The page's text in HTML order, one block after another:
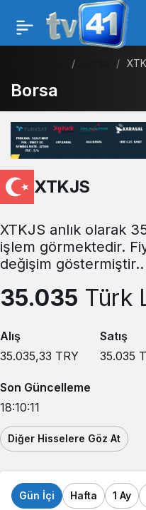
Borsa
XTKJS
XTKJS anlık olarak
işlem görmektedir.
değişim göstermiştir..
35.035 Türk
Alış
35.035,33 TRY
Satış
35.035
Son Güncelleme
18:10:11
Diğer Hisselere Göz At
Gün İçi Hafta 1 Ay